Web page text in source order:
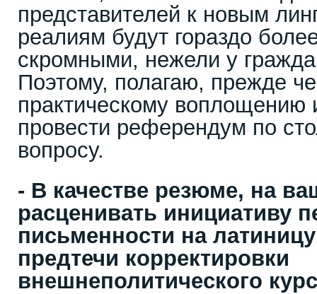
представителей к новым
реалиям будут гораздо
скромными, нежели у
Поэтому, полагаю, прежде
практическому воплощению
провести референдум по
вопросу.
- В качестве резюме, на
расценивать инициативу
письменности на
предтечи корректировки
внешнеполитического